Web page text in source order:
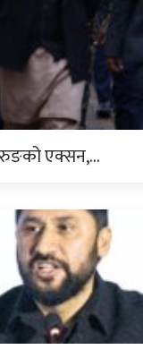
एक्सन,…